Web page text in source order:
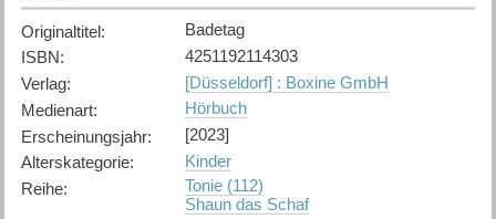
Originaltitel:
Badetag
ISBN:
4251192114303
Verlag:
[Düsseldorf] : Boxine GmbH
Medienart:
Hörbuch
Erscheinungsjahr:
[2023]
Alterskategorie:
Kinder
Reihe:
Tonie (112)
Shaun das Schaf